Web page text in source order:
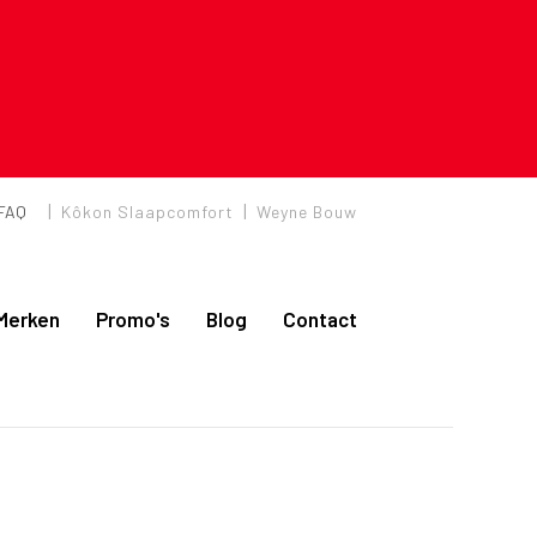
| Kôkon Slaapcomfort | Weyne Bouw
Promo's Blog Contact